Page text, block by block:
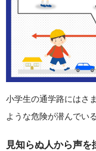
小学生の通学路にはさ
ような危険が潜んでい
見知らぬ人から声を